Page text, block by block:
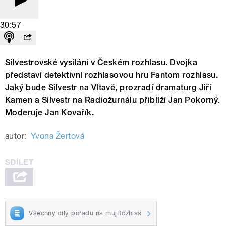
30:57
Silvestrovské vysílání v Českém rozhlasu. Dvojka
představí detektivní rozhlasovou hru Fantom rozhlasu.
Jaký bude Silvestr na Vltavě, prozradí dramaturg Jiří
Kamen a Silvestr na Radiožurnálu přiblíží Jan Pokorný.
Moderuje Jan Kovařík.
autor: Yvona Žertová
Všechny díly pořadu na mujRozhlas